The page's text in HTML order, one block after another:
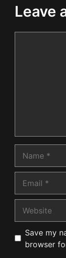
Leave
Save my
browser